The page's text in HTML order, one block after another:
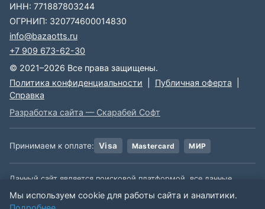
ИНН: 771887803244
ОГРНИП: 320774600014830
info@bazaotts.ru
+7 909 673-62-30
© 2021–2026 Все права защищены.
Политика конфиденциальности
Публичная оферта
Справка
Разработка сайта — Скарабей Софт
Принимаем к оплате: Visa Mastercard МИР
Данный сайт является поисковой платформой, все данные,
размещенные на сайте, взяты из открытых источников. Мы не
несем ответственности за содержимое данной информации.
Мы используем cookie для работы сайта и аналитики.